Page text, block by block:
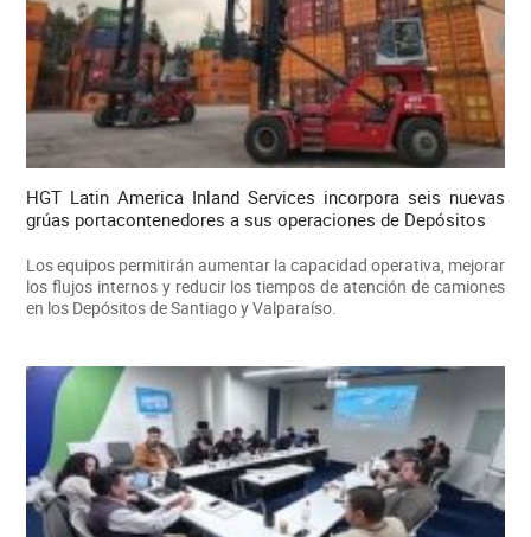
HGT Latin America Inland Services incorpora seis nuevas
grúas portacontenedores a sus operaciones de Depósitos
Los equipos permitirán aumentar la capacidad operativa, mejorar
los flujos internos y reducir los tiempos de atención de camiones
en los Depósitos de Santiago y Valparaíso.